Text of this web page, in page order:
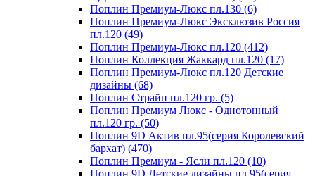
Поплин Премиум-Люкс пл.130 (6)
Поплин Премиум-Люкс Эксклюзив Россия
пл.120 (49)
Поплин Премиум-Люкс пл.120 (412)
Поплин Коллекция Жаккард пл.120 (17)
Поплин Премиум-Люкс пл.120 Детские
дизайны (68)
Поплин Страйп пл.120 гр. (5)
Поплин Премиум Люкс - Однотонный
пл.120 гр. (50)
Поплин 9D Актив пл.95(серия Королевский
бархат) (470)
Поплин Премиум - Ясли пл.120 (10)
Поплин 9D Детские дизайны пл.95(серия